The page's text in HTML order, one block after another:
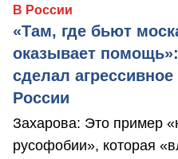
В России
«Там, где бьют
оказывает
сделал
России
Захарова: Это пример
русофобии», которая